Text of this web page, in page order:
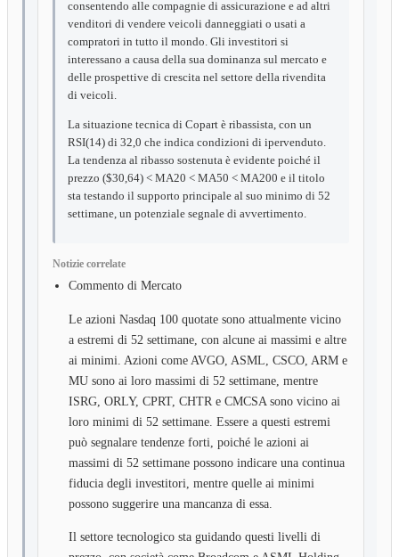
consentendo alle compagnie di assicurazione e ad altri
venditori di vendere veicoli danneggiati o usati a
compratori in tutto il mondo. Gli investitori si
interessano a causa della sua dominanza sul mercato e
delle prospettive di crescita nel settore della rivendita
di veicoli.
La situazione tecnica di Copart è ribassista, con un
RSI(14) di 32,0 che indica condizioni di ipervenduto.
La tendenza al ribasso sostenuta è evidente poiché il
prezzo ($30,64) < MA20 < MA50 < MA200 e il titolo
sta testando il supporto principale al suo minimo di 52
settimane, un potenziale segnale di avvertimento.
Notizie correlate
Commento di Mercato
Le azioni Nasdaq 100 quotate sono attualmente vicino
a estremi di 52 settimane, con alcune ai massimi e altre
ai minimi. Azioni come AVGO, ASML, CSCO, ARM e
MU sono ai loro massimi di 52 settimane, mentre
ISRG, ORLY, CPRT, CHTR e CMCSA sono vicino ai
loro minimi di 52 settimane. Essere a questi estremi
può segnalare tendenze forti, poiché le azioni ai
massimi di 52 settimane possono indicare una continua
fiducia degli investitori, mentre quelle ai minimi
possono suggerire una mancanza di essa.
Il settore tecnologico sta guidando questi livelli di